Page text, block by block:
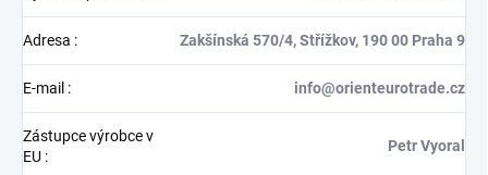
Adresa : Zakšínská 570/4, Střížkov, 190 00 Praha 9
E-mail : info@orienteurotrade.cz
Zástupce výrobce v
EU :
Petr Vyoral